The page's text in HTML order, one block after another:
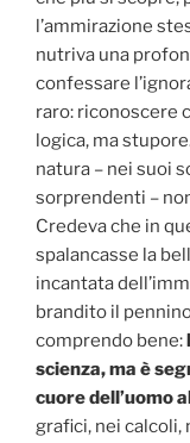
l’ammirazione
nutriva una
confessare
raro: riconoscere
logica, ma
natura – nei suoi
sorprendenti –
Credeva che in
spalancasse la
incantata
brandito il
comprendo bene:
scienza, ma è
cuore dell’uomo
grafici, nei calcoli,